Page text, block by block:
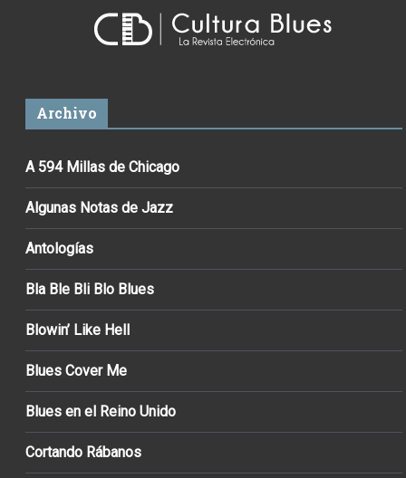
Archivo
A 594 Millas de Chicago
Algunas Notas de Jazz
Antologías
Bla Ble Bli Blo Blues
Blowin’ Like Hell
Blues Cover Me
Blues en el Reino Unido
Cortando Rábanos